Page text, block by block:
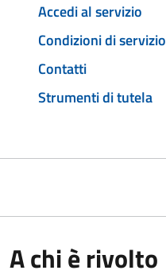
Accedi al servizio
Condizioni di servizio
Contatti
Strumenti di tutela
A chi è rivolto